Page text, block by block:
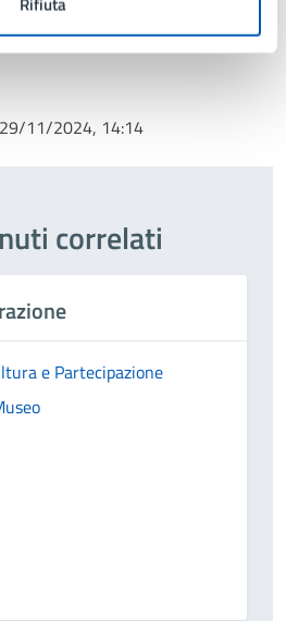
29/11/2024, 14:14
correlati
e Partecipazione